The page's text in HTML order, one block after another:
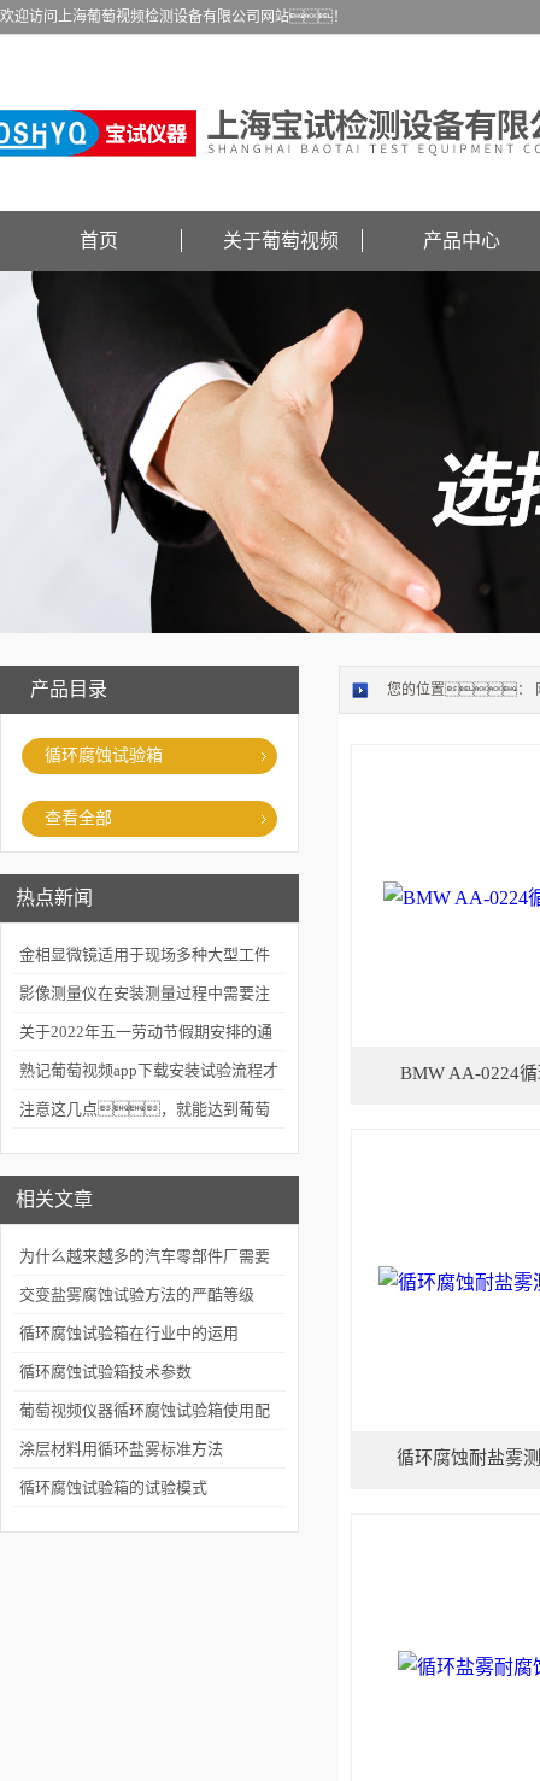
欢迎访问上海葡萄视频检测设备有限公司网站！
首页 关于葡萄视频 产品中心
产品目录
循环腐蚀试验箱
查看全部
热点新闻
金相显微镜适用于现场多种大型工件
的金相检查
影像测量仪在安装测量过程中需要注
意什么
关于2022年五一劳动节假期安排的通
知
熟记葡萄视频app下载安装试验流程才
能正确使用
注意这几点，就能达到葡萄
相关文章
为什么越来越多的汽车零部件厂需要
循环腐蚀试验机
交变盐雾腐蚀试验方法的严酷等级
循环腐蚀试验箱在行业中的运用
循环腐蚀试验箱技术参数
葡萄视频仪器循环腐蚀试验箱使用配
置的介绍
涂层材料用循环盐雾标准方法
循环腐蚀试验箱的试验模式
您的位置：
BMW AA-0224
循环腐蚀耐盐雾